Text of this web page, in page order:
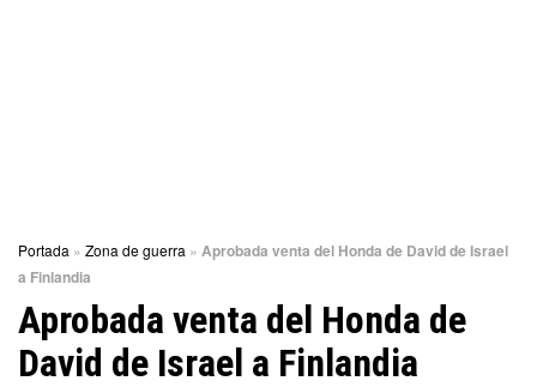
Portada » Zona de guerra » Aprobada venta del Honda de David de Israel
a Finlandia
Aprobada venta del Honda de
David de Israel a Finlandia